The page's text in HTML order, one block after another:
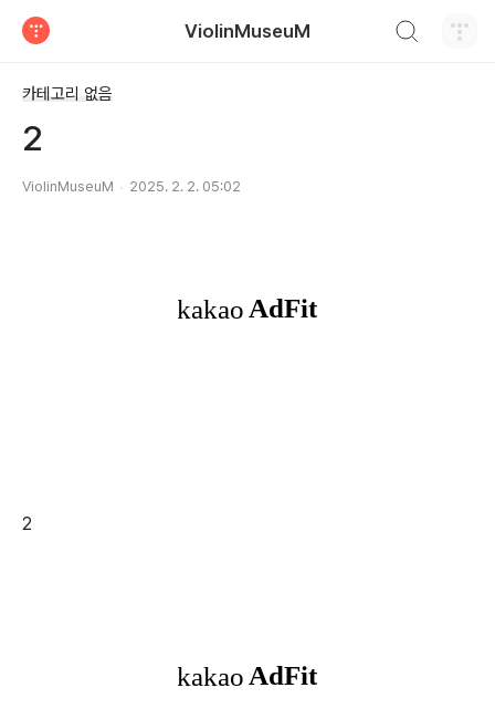
ViolinMuseuM
카테고리 없음
2
ViolinMuseuM 2025. 2. 2. 05:02
2